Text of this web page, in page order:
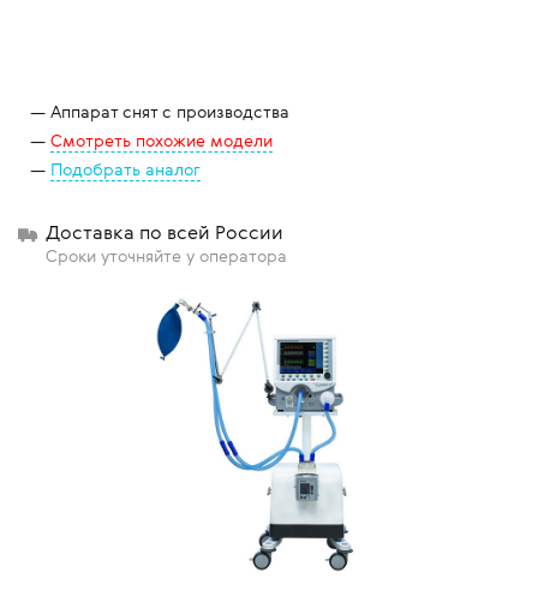
Аппарат снят с производства
Смотреть похожие модели
Подобрать аналог
Доставка по всей России
Сроки уточняйте у оператора